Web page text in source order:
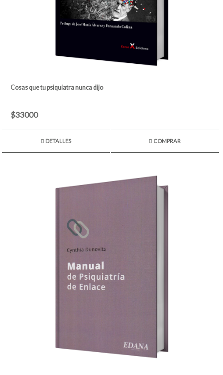
Cosas que tu psiquiatra nunca dijo
$33000
DETALLES COMPRAR